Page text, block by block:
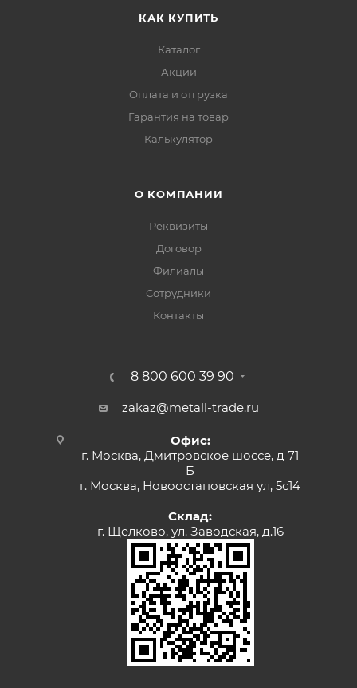
КАК КУПИТЬ
Каталог
Акции
Оплата и отгрузка
Гарантия на товар
Калькулятор
О КОМПАНИИ
Реквизиты
Договор
Филиалы
Сотрудники
Контакты
8 800 600 39 90
zakaz@metall-trade.ru
Офис:
г. Москва, Дмитровское шоссе, д 71
Б
г. Москва, Новоостаповская ул, 5с14
Склад:
г. Щелково, ул. Заводская, д.16